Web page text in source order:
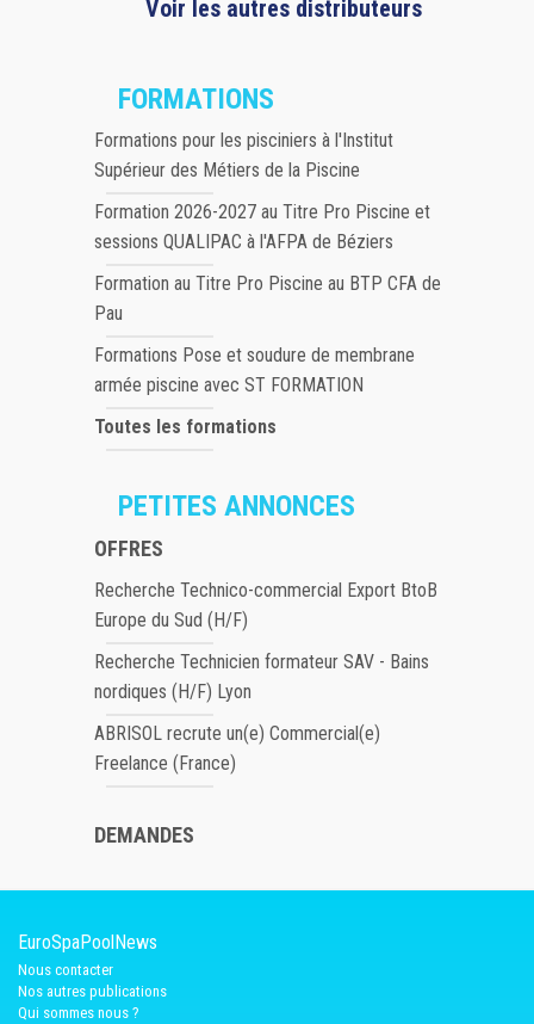
Voir les autres distributeurs
FORMATIONS
Formations pour les pisciniers à l'Institut
Supérieur des Métiers de la Piscine
Formation 2026-2027 au Titre Pro Piscine et
sessions QUALIPAC à l'AFPA de Béziers
Formation au Titre Pro Piscine au BTP CFA de
Pau
Formations Pose et soudure de membrane
armée piscine avec ST FORMATION
Toutes les formations
PETITES ANNONCES
OFFRES
Recherche Technico-commercial Export BtoB
Europe du Sud (H/F)
Recherche Technicien formateur SAV - Bains
nordiques (H/F) Lyon
ABRISOL recrute un(e) Commercial(e)
Freelance (France)
DEMANDES
EuroSpaPoolNews
Nous contacter
Nos autres publications
Qui sommes nous ?